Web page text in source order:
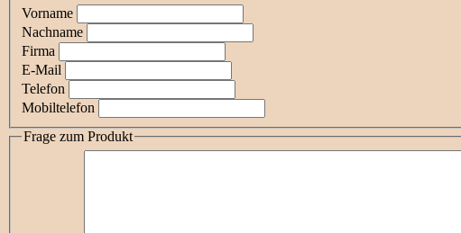
Vorname
Nachname
Firma
E-Mail
Telefon
Mobiltelefon
Frage zum Produkt